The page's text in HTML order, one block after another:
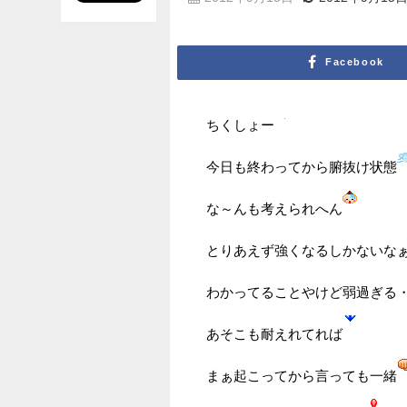
Facebook
ちくしょー
今日も終わってから腑抜け状態
な～んも考えられへん
とりあえず強くなるしかないな
わかってることやけど弱過ぎる
あそこも耐えれてれば
まぁ起こってから言っても一緒